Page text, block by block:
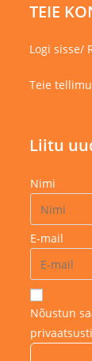
TEIE
Logi sisse/
Teie
Liitu
Nimi
E-mail
Nõustun